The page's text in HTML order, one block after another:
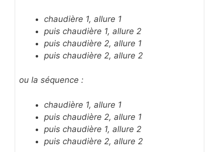
chaudière 1, allure 1
puis chaudière 1, allure 2
puis chaudière 2, allure 1
puis chaudière 2, allure 2
ou la séquence :
chaudière 1, allure 1
puis chaudière 2, allure 1
puis chaudière 1, allure 2
puis chaudière 2, allure 2